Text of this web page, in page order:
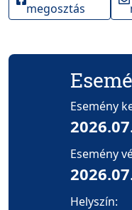
megosztás
Esemény
Esemény
Helyszín: